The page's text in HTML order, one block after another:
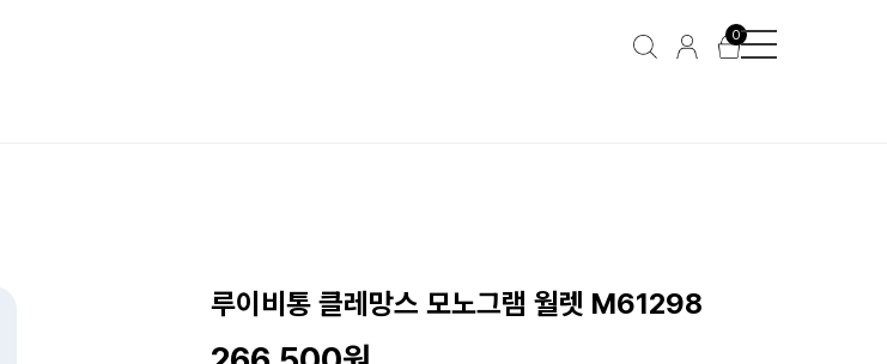
0
루이비통 클레망스 모노그램 월렛 M61298